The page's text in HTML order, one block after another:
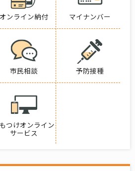
オンライン納付 マイナンバー
市民相談 予防接種
つけオンライン
サービス